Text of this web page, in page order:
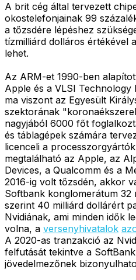
A brit cég által tervezett
okostelefonjainak 99
a tőzsdére lépéshez
tízmilliárd dolláros értékével
lehet.
Az ARM-et 1990-ben
Apple és a VLSI
ma viszont az Egyesült
szektorának
nagyjából 6000 főt
és táblagépek számára
licenceli a
megtalálható az Apple, az
Devices, a Qualcomm és a
2016-ig volt tőzsdén, akkor
Softbank konglomerátum 32
szerint 40 milliárd dollárért
Nvidiának, ami minden idők
volna, a versenyhivatalok
A 2020-as tranzakció az
felfutását tekintve a
jövedelmezőnek